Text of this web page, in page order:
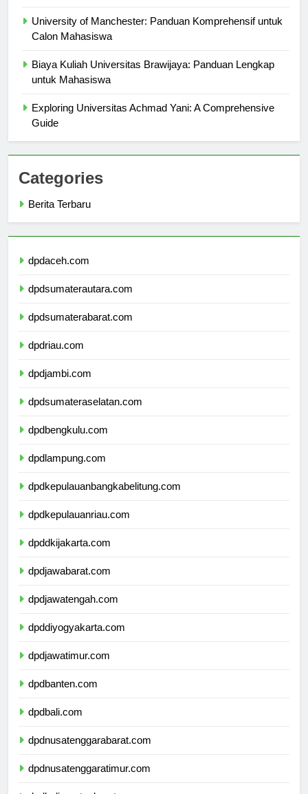
University of Manchester: Panduan Komprehensif untuk
Biaya Kuliah Universitas Brawijaya: Panduan Lengkap
Exploring Universitas Achmad Yani: A Comprehensive
Categories